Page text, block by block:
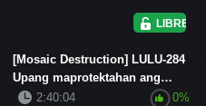
LIBRE
[Mosaic Destruction] LULU-284
Upang maprotektahan ang
posisyon ng kanyang kasintah...
2:40:04
0%